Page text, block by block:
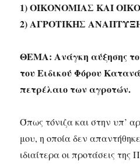
1) ΟΙΚΟΝΟΜΙΑΣ ΚΑΙ
2) ΑΓΡΟΤΙΚΗΣ
ΘΕΜΑ: Ανάγκη αύξησης
του Ειδικού Φόρου
πετρέλαιο των αγροτών.
Όπως τόνιζα και στην υπ’
μου, η οποία δεν
ιδιαίτερα οι προτάσεις